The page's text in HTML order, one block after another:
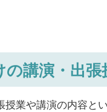
講演・出張
業や講演の内容と